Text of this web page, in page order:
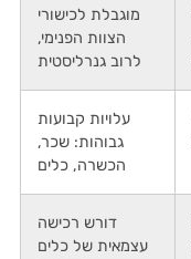
מוגבלת לכישורי
הצוות הפנימי,
לרוב גנרליסטית
עלויות קבועות
גבוהות: שכר,
הכשרה, כלים
דורש רכישה
עצמאית של כלים